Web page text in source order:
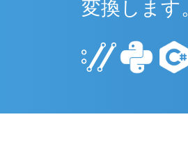
変換します。